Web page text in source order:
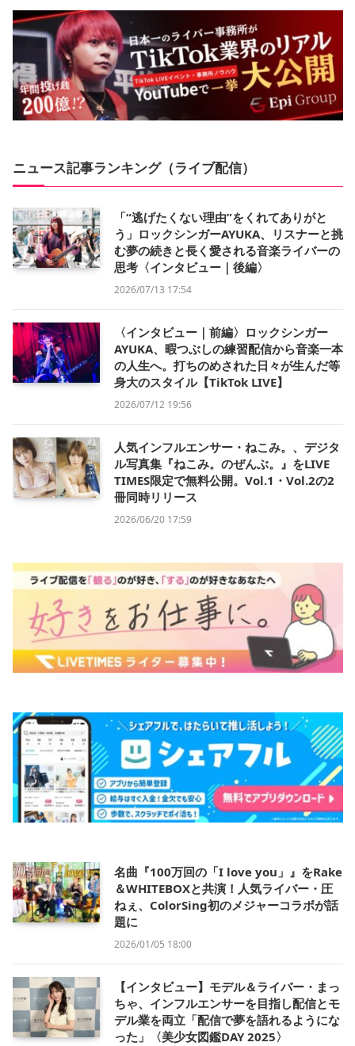
ニュース記事ランキング（ライブ配信）
「“逃げたくない理由”をくれてありがと
う」ロックシンガーAYUKA、リスナーと挑
む夢の続きと長く愛される音楽ライバーの
思考〈インタビュー｜後編〉
2026/07/13 17:54
〈インタビュー｜前編〉ロックシンガー
AYUKA、暇つぶしの練習配信から音楽一本
の人生へ。打ちのめされた日々が生んだ等
身大のスタイル【TikTok LIVE】
2026/07/12 19:56
人気インフルエンサー・ねこみ。、デジタ
ル写真集『ねこみ。のぜんぶ。』をLIVE
TIMES限定で無料公開。Vol.1・Vol.2の2
冊同時リリース
2026/06/20 17:59
名曲『100万回の「I love you」』をRake
＆WHITEBOXと共演！人気ライバー・圧
ねぇ、ColorSing初のメジャーコラボが話
題に
2026/01/05 18:00
【インタビュー】モデル＆ライバー・まっ
ちゃ、インフルエンサーを目指し配信とモ
デル業を両立「配信で夢を語れるようにな
った」〈美少女図鑑DAY 2025〉